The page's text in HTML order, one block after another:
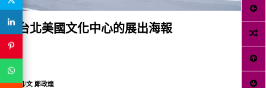
台北美國文化中心的展出海報
圖/文 鄭政煌